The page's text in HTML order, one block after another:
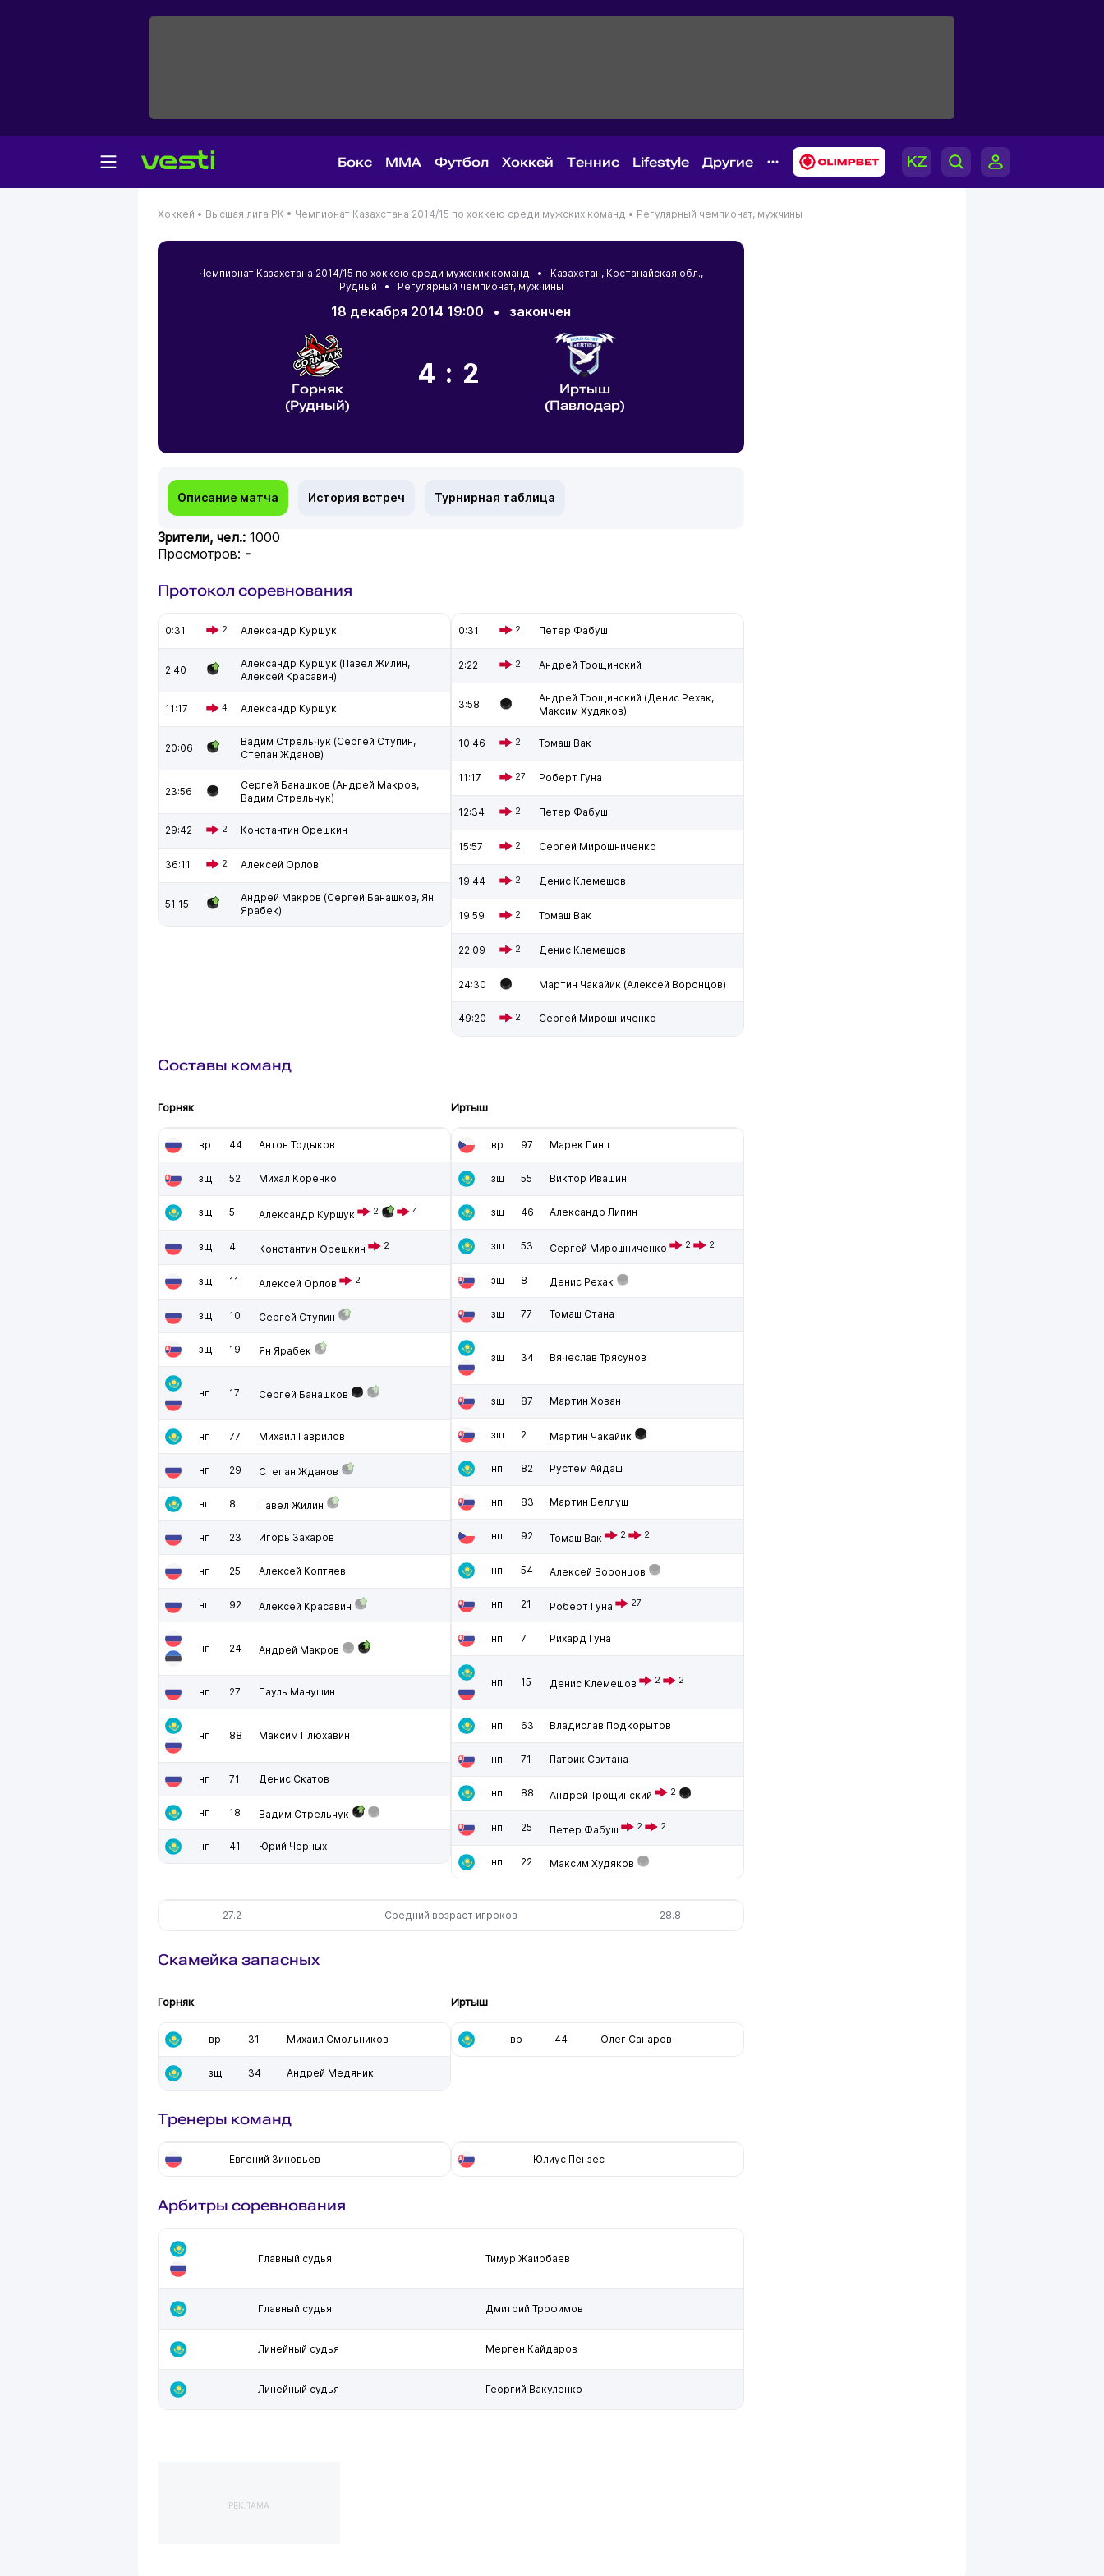
Бокс MMA Футбол Хоккей Теннис Lifestyle Другие
Хоккей • Высшая лига РК • Чемпионат Казахстана 2014/15 по хоккею среди мужских команд • Регулярный чемпионат, мужчины
Чемпионат Казахстана 2014/15 по хоккею среди мужских команд • Казахстан, Костанайская обл.,
Рудный • Регулярный чемпионат, мужчины
18 декабря 2014 19:00 • закончен
Горняк
(Рудный)
4:2
Иртыш
(Павлодар)
Описание матча История встреч Турнирная таблица
Зрители, чел.: 1000
Просмотров: -
Протокол соревнования
0:31 2 Александр Куршук
2:40
Александр Куршук (Павел Жилин,
Алексей Красавин)
11:17 4 Александр Куршук
20:06
Вадим Стрельчук (Сергей Ступин,
Степан Жданов)
23:56
Сергей Банашков (Андрей Макров,
Вадим Стрельчук)
29:42 2 Константин Орешкин
36:11 2 Алексей Орлов
51:15
Андрей Макров (Сергей Банашков, Ян
Ярабек)
0:31 2 Петер Фабуш
2:22 2 Андрей Трощинский
3:58
Андрей Трощинский (Денис Рехак,
Максим Худяков)
10:46 2 Томаш Вак
11:17 27 Роберт Гуна
12:34 2 Петер Фабуш
15:57 2 Сергей Мирошниченко
19:44 2 Денис Клемешов
19:59 2 Томаш Вак
22:09 2 Денис Клемешов
24:30 Мартин Чакайик (Алексей Воронцов)
49:20 2 Сергей Мирошниченко
Составы команд
Горняк
вр 44 Антон Тодыков
зщ 52 Михал Коренко
зщ 5 Александр Куршук 2 4
зщ 4 Константин Орешкин 2
зщ 11 Алексей Орлов 2
зщ 10 Сергей Ступин
зщ 19 Ян Ярабек
нп 17 Сергей Банашков
нп 77 Михаил Гаврилов
нп 29 Степан Жданов
нп 8 Павел Жилин
нп 23 Игорь Захаров
нп 25 Алексей Коптяев
нп 92 Алексей Красавин
нп 24 Андрей Макров
нп 27 Пауль Манушин
нп 88 Максим Плюхавин
нп 71 Денис Скатов
нп 18 Вадим Стрельчук
нп 41 Юрий Черных
Иртыш
вр 97 Марек Пинц
зщ 55 Виктор Ивашин
зщ 46 Александр Липин
зщ 53 Сергей Мирошниченко 2 2
зщ 8 Денис Рехак
зщ 77 Томаш Стана
зщ 34 Вячеслав Трясунов
зщ 87 Мартин Хован
зщ 2 Мартин Чакайик
нп 82 Рустем Айдаш
нп 83 Мартин Беллуш
нп 92 Томаш Вак 2 2
нп 54 Алексей Воронцов
нп 21 Роберт Гуна 27
нп 7 Рихард Гуна
нп 15 Денис Клемешов 2 2
нп 63 Владислав Подкорытов
нп 71 Патрик Свитана
нп 88 Андрей Трощинский 2
нп 25 Петер Фабуш 2 2
нп 22 Максим Худяков
27.2 Средний возраст игроков 28.8
Скамейка запасных
Горняк
вр 31 Михаил Смольников
зщ 34 Андрей Медяник
Иртыш
вр 44 Олег Санаров
Тренеры команд
Евгений Зиновьев Юлиус Пензес
Арбитры соревнования
Главный судья Тимур Жаирбаев
Главный судья Дмитрий Трофимов
Линейный судья Мерген Кайдаров
Линейный судья Георгий Вакуленко
РЕКЛАМА